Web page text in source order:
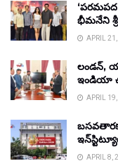
భీమనేని
APRIL
లండన్,
ఇండియా
APRIL
APRIL 8,